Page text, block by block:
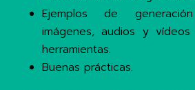
Ejemplos de
imágenes, audios y
herramientas.
Buenas prácticas.